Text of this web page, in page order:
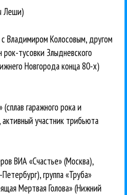
Леши)
с Владимиром Колосовым, другом
тусовки Злыдневского
Новгорода конца 80-х)
гаражного рока и
активный участник трибьюта
ВИА «Счастье» (Москва),
группа «Труба»
Мертвая Голова» (Нижний